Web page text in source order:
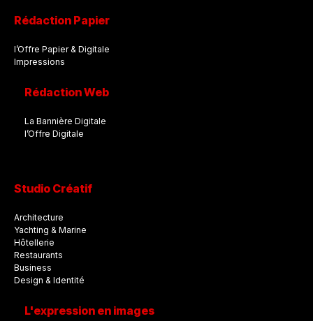
Rédaction Papier
l’Offre Papier & Digitale
Impressions
Rédaction Web
La Bannière Digitale
l’Offre Digitale
Studio Créatif
Architecture
Yachting & Marine
Hôtellerie
Restaurants
Business
Design & Identité
L'expression en images